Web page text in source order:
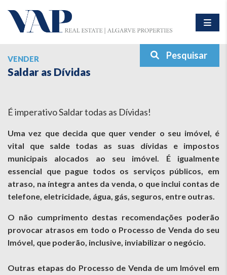
Pesquisar
VENDER
Saldar as Dívidas
É imperativo Saldar todas as Dívidas!
Uma vez que decida que quer vender o seu imóvel, é
vital que salde todas as suas dívidas e impostos
municipais alocados ao seu imóvel. É igualmente
essencial que pague todos os serviços públicos, em
atraso, na íntegra antes da venda, o que inclui contas de
telefone, eletricidade, água, gás, seguros, entre outras.
O não cumprimento destas recomendações poderão
provocar atrasos em todo o Processo de Venda do seu
Imóvel, que poderão, inclusive, inviabilizar o negócio.
Outras etapas do Processo de Venda de um Imóvel em